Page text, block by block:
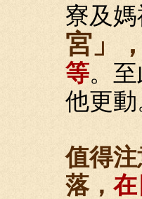
寮及
宮」
等。
他更
值得
落， 在